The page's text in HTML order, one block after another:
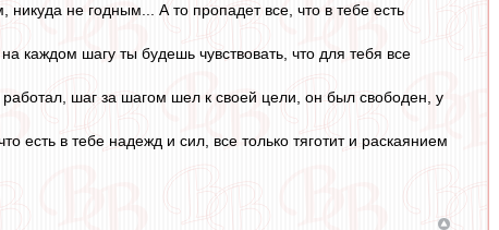
не годным... А то пропадет все, что в тебе есть
каждом шагу ты будешь чувствовать, что для тебя все
шаг за шагом шел к своей цели, он был свободен, у
в тебе надежд и сил, все только тяготит и раскаянием